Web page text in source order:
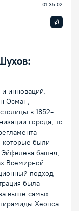
01:35:02
лекция
x1
инноваций.
Осман,
в 1852-
города, то
которые были
Эйфелева башня,
Всемирной
подход
была
выше самых
Хеопса